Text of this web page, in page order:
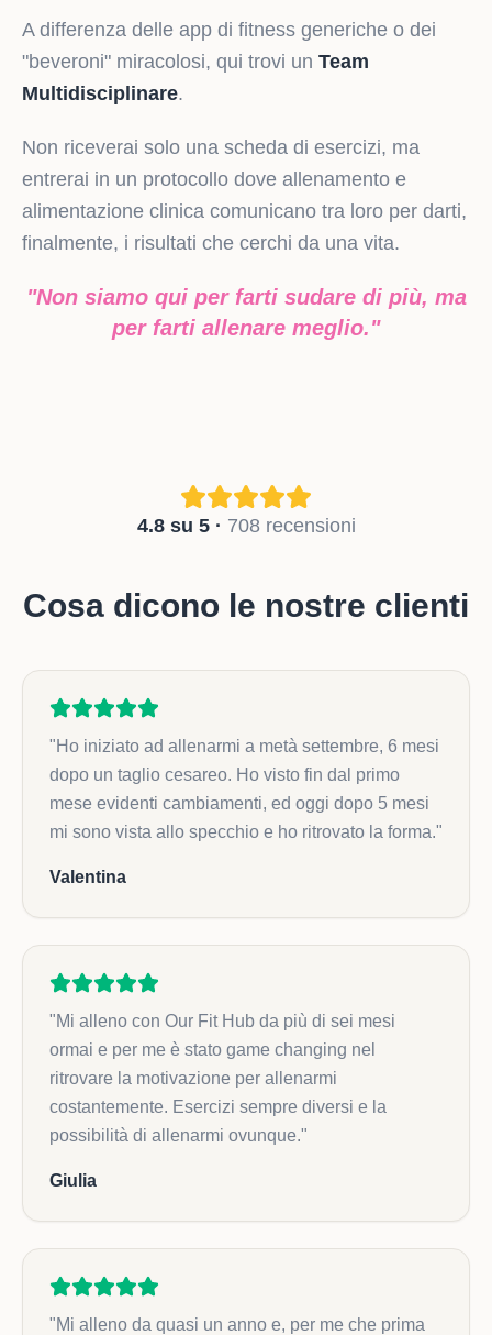
A differenza delle app di fitness generiche o dei
"beveroni" miracolosi, qui trovi un Team
Multidisciplinare.
Non riceverai solo una scheda di esercizi, ma
entrerai in un protocollo dove allenamento e
alimentazione clinica comunicano tra loro per darti,
finalmente, i risultati che cerchi da una vita.
"Non siamo qui per farti sudare di più, ma
per farti allenare meglio."
4.8 su 5 · 708 recensioni
Cosa dicono le nostre clienti
"Ho iniziato ad allenarmi a metà settembre, 6 mesi
dopo un taglio cesareo. Ho visto fin dal primo
mese evidenti cambiamenti, ed oggi dopo 5 mesi
mi sono vista allo specchio e ho ritrovato la forma."
Valentina
"Mi alleno con Our Fit Hub da più di sei mesi
ormai e per me è stato game changing nel
ritrovare la motivazione per allenarmi
costantemente. Esercizi sempre diversi e la
possibilità di allenarmi ovunque."
Giulia
"Mi alleno da quasi un anno e, per me che prima